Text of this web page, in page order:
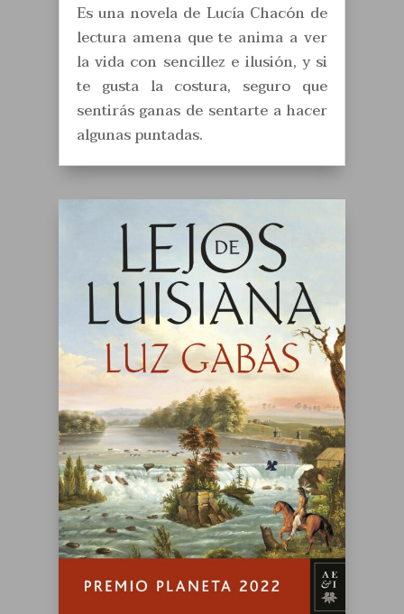
Es una novela de Lucía Chacón de
lectura amena que te anima a ver
la vida con sencillez e ilusión, y si
te gusta la costura, seguro que
sentirás ganas de sentarte a hacer
algunas puntadas.